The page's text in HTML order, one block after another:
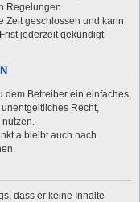
Regelungen.
Zeit geschlossen und kann
jederzeit gekündigt
dem Betreiber ein einfaches,
Recht,
nutzen.
a bleibt auch nach
dass er keine Inhalte